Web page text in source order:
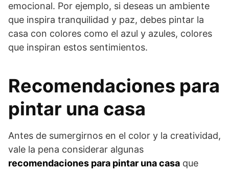
emocional. Por ejemplo, si deseas un ambiente
que inspira tranquilidad y paz, debes pintar la
casa con colores como el azul y azules, colores
que inspiran estos sentimientos.
Recomendaciones para
pintar una casa
Antes de sumergirnos en el color y la creatividad,
vale la pena considerar algunas
recomendaciones para pintar una casa que